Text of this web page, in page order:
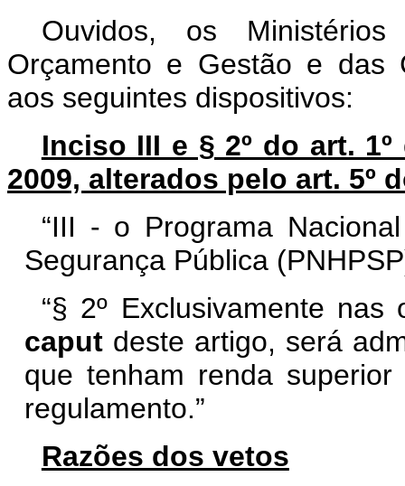
Ouvidos, os
Orçamento e Gestão e das
aos seguintes dispositivos:
Inciso III e § 2º do art.
2009, alterados pelo art. 5º
“III - o Programa
Segurança Pública
“§ 2º Exclusivamente
caput deste artigo, será
que tenham renda
regulamento.”
Razões dos vetos